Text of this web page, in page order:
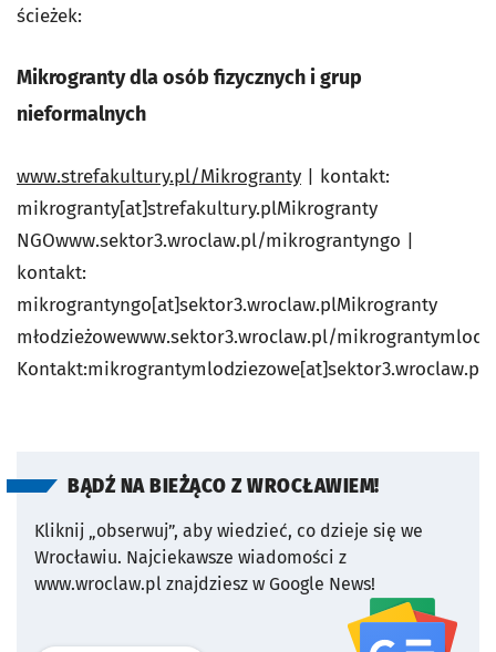
ścieżek:
Mikrogranty dla osób fizycznych i grup
nieformalnych
www.strefakultury.pl/Mikrogranty | kontakt:
mikrogranty[at]strefakultury.plMikrogranty
NGOwww.sektor3.wroclaw.pl/mikrograntyngo |
kontakt:
mikrograntyngo[at]sektor3.wroclaw.plMikrogranty
młodzieżowewww.sektor3.wroclaw.pl/
Kontakt:mikrograntymlodziezowe[at]sektor3.wroclaw.pl
BĄDŹ NA BIEŻĄCO Z WROCŁAWIEM!
Kliknij „obserwuj”, aby wiedzieć, co dzieje się we
Wrocławiu. Najciekawsze wiadomości z
www.wroclaw.pl znajdziesz w Google News!